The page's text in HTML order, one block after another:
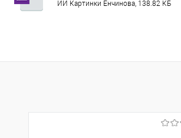
ИИ Картинки Енчинова, 138.82 КБ